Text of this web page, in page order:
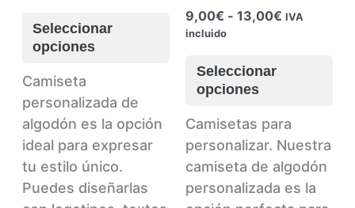
Seleccionar
opciones
Este
producto
múltiples
variantes.
Las
opciones
pueden
Camiseta
personalizada de
algodón es la opción
ideal para expresar
tu estilo único.
Puedes diseñarlas
9,00€ - 13,00€ Rango
IVA
incluido
Seleccionar
opciones
Camisetas para
personalizar. Nuestra
camiseta de algodón
personalizada es la